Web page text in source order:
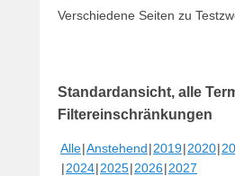
V
f
f
n
Verschiedene Seiten zu
Standardansicht, alle
Filtereinschränkungen
Alle Anstehend 2019 2020
2024 2025 2026 2027